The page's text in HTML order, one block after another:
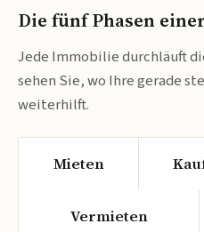
Die fünf Phasen
Jede Immobilie durchläuft
sehen Sie, wo Ihre gerade
weiterhilft.
Mieten
Vermieten